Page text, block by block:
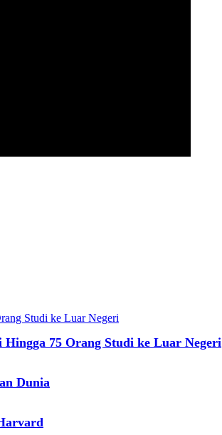
75 Orang Studi ke Luar Negeri
Dunia